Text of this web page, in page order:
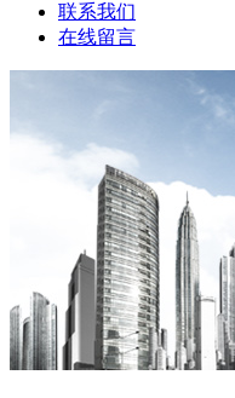
联系我们
在线留言